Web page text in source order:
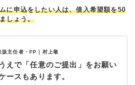
に申込をしたい人は、借入希望額を50
しょう。
主任者・FP｜ 村上敬
えで「任意のご提出」をお願い
ースもあります。